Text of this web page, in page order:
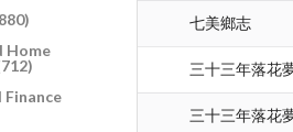
Home
Finance
七美鄉志
三十三年落花
三十三年落花